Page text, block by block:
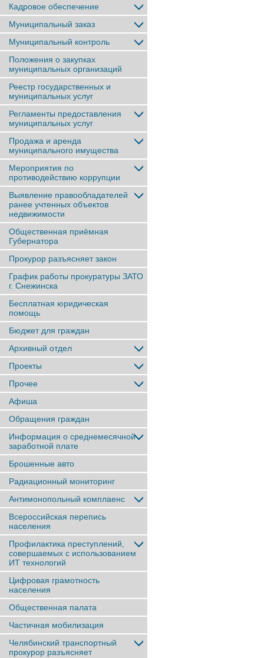
Кадровое обеспечение
Муниципальный заказ
Муниципальный контроль
Положения о закупках
муниципальных организаций
Реестр государственных и
муниципальных услуг
Регламенты предоставления
муниципальных услуг
Продажа и аренда
муниципального имущества
Мероприятия по
противодействию коррупции
Выявление правообладателей
ранее учтенныx объектов
недвижимости
Общественная приёмная
Губернатора
Прокурор разъясняет закон
График работы прокуратуры ЗАТО
г. Снежинска
Бесплатная юридическая
помощь
Бюджет для граждан
Архивный отдел
Проекты
Прочее
Афиша
Обращения граждан
Информация о среднемесячной
заработной плате
Брошенные авто
Радиационный мониторинг
Антимонопольный комплаенс
Всероссийская перепись
населения
Профилактика преступлений,
совершаемых с использованием
ИТ технологий
Цифровая грамотность
населения
Общественная палата
Частичная мобилизация
Челябинский транспортный
прокурор разъясняет